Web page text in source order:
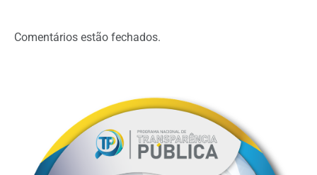
Comentários estão fechados.